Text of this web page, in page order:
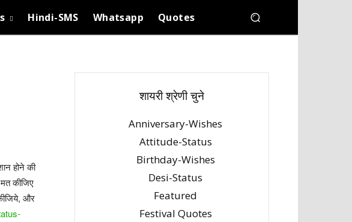
Hindi-SMS Whatsapp Quotes
होने की
कीजिए
और
शायरी श्रेणी चुने
Anniversary-Wishes
Attitude-Status
Birthday-Wishes
Desi-Status
Featured
Festival Quotes